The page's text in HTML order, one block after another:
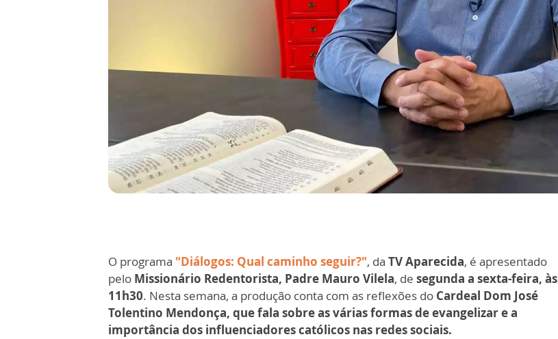
O programa "Diálogos: Qual caminho seguir?", da TV Aparecida, é apresentado
pelo Missionário Redentorista, Padre Mauro Vilela, de segunda a sexta-feira, às
11h30. Nesta semana, a produção conta com as reflexões do Cardeal Dom José
Tolentino Mendonça, que fala sobre as várias formas de evangelizar e a
importância dos influenciadores católicos nas redes sociais.